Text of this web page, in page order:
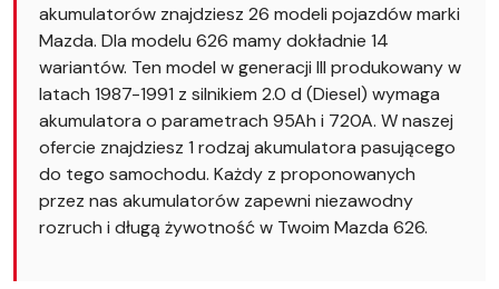
akumulatorów znajdziesz 26 modeli pojazdów marki
Mazda. Dla modelu 626 mamy dokładnie 14
wariantów. Ten model w generacji III produkowany w
latach 1987-1991 z silnikiem 2.0 d (Diesel) wymaga
akumulatora o parametrach 95Ah i 720A. W naszej
ofercie znajdziesz 1 rodzaj akumulatora pasującego
do tego samochodu. Każdy z proponowanych
przez nas akumulatorów zapewni niezawodny
rozruch i długą żywotność w Twoim Mazda 626.